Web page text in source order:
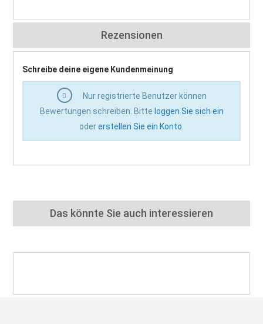
Rezensionen
Schreibe deine eigene Kundenmeinung
Nur registrierte Benutzer können
Bewertungen schreiben. Bitte loggen Sie sich ein
odererstellen Sie ein Konto
Das könnte Sie auch interessieren